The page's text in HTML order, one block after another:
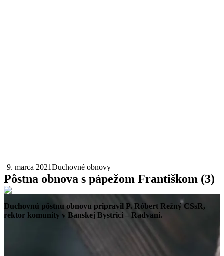
9. marca 2021Duchovné obnovy
Pôstna obnova s pápežom Františkom (3)
Duchovnú pôstnu obnovu pripravil P. Róbert Režný CSsR,
rektor komunity v Banskej Bystrici – Radvani.